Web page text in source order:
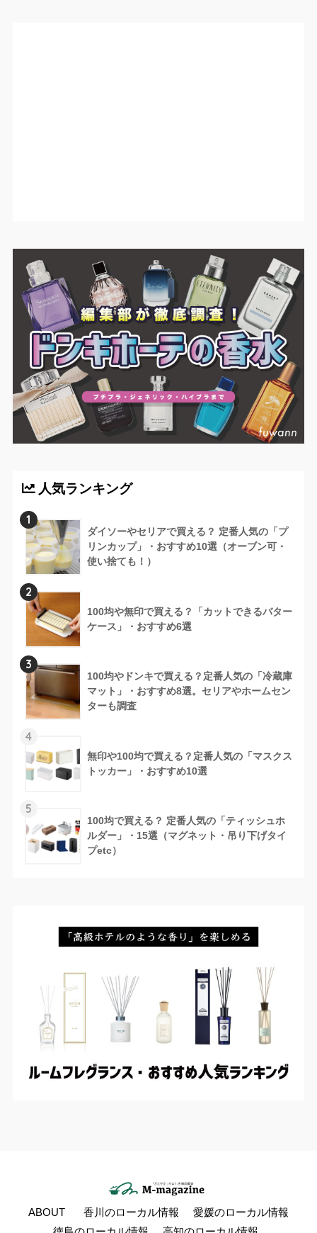
人気ランキング
1
ダイソーやセリアで買える？ 定番人気の「プ
リンカップ」・おすすめ10選（オーブン可・
使い捨ても！）
2
100均や無印で買える？「カットできるバター
ケース」・おすすめ6選
3
100均やドンキで買える？定番人気の「冷蔵庫
マット」・おすすめ8選。セリアやホームセン
ターも調査
4
無印や100均で買える？定番人気の「マスクス
トッカー」・おすすめ10選
5
100均で買える？ 定番人気の「ティッシュホ
ルダー」・15選（マグネット・吊り下げタイ
プetc）
ABOUT 香川のローカル情報
愛媛のローカル情報